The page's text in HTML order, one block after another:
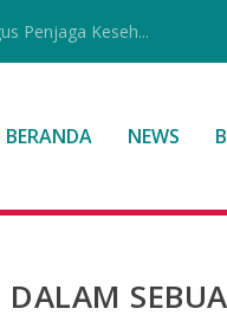
Penjaga Keseh...
BERANDA NEWS